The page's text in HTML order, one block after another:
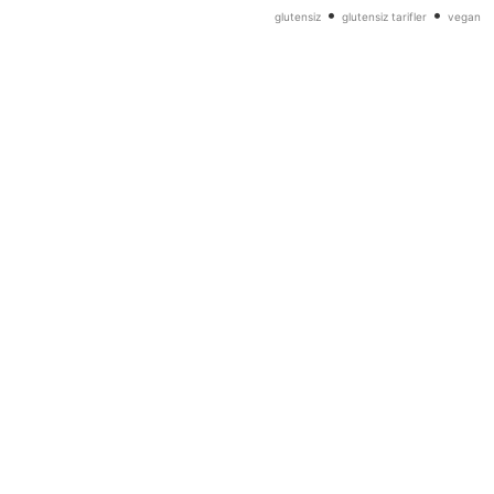
glutensiz• glutensiz tarifler• vegan